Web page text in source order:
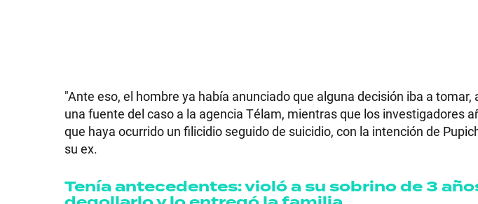
"Ante eso, el hombre ya había anunciado que alguna decisión iba a
una fuente del caso a la agencia Télam, mientras que los investigadores
que haya ocurrido un filicidio seguido de suicidio, con la intención de
su ex.
Tenía antecedentes: violó a su sobrino de 3
SALUD
DEPORTES